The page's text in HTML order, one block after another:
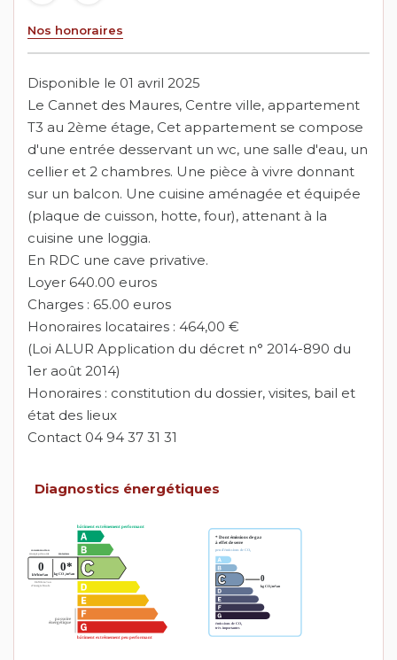
Nos honoraires
Disponible le 01 avril 2025
Le Cannet des Maures, Centre ville, appartement
T3 au 2ème étage, Cet appartement se compose
d'une entrée desservant un wc, une salle d'eau, un
cellier et 2 chambres. Une pièce à vivre donnant
sur un balcon. Une cuisine aménagée et équipée
(plaque de cuisson, hotte, four), attenant à la
cuisine une loggia.
En RDC une cave privative.
Loyer 640.00 euros
Charges : 65.00 euros
Honoraires locataires : 464,00 €
(Loi ALUR Application du décret n° 2014-890 du
1er août 2014)
Honoraires : constitution du dossier, visites, bail et
état des lieux
Contact 04 94 37 31 31
Diagnostics énergétiques